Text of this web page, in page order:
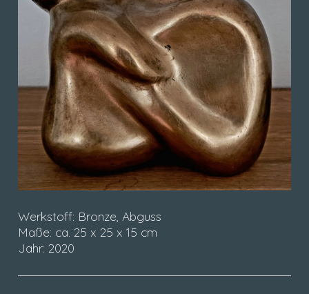
Werkstoff: Bronze, Abguss
Maße: ca. 25 x 25 x 15 cm
Jahr: 2020